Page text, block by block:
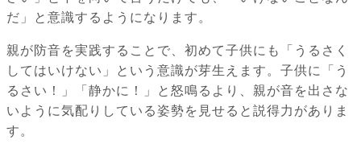
だ」と意識するようになります。
親が防音を実践することで、初めて子供にも「うるさく
してはいけない」という意識が芽生えます。子供に「う
るさい！」「静かに！」と怒鳴るより、親が音を出さな
いように気配りしている姿勢を見せると説得力がありま
す。